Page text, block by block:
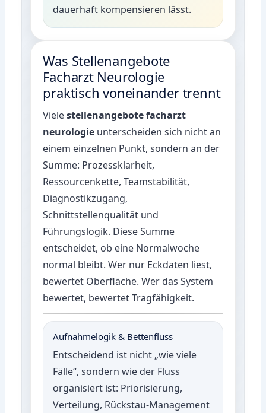
dauerhaft kompensieren lässt.
Was Stellenangebote
Facharzt Neurologie
praktisch voneinander trennt
Vielestellenangebote facharzt
neurologie unterscheiden sich nicht an
einem einzelnen Punkt, sondern an der
Summe: Prozessklarheit,
Ressourcenkette, Teamstabilität,
Diagnostikzugang,
Schnittstellenqualität und
Führungslogik. Diese Summe
entscheidet, ob eine Normalwoche
normal bleibt. Wer nur Eckdaten liest,
bewertet Oberfläche. Wer das System
bewertet, bewertet Tragfähigkeit.
Aufnahmelogik & Bettenfluss
Entscheidend ist nicht „wie viele
Fälle“, sondern wie der Fluss
organisiert ist: Priorisierung,
Verteilung, Rückstau-Management